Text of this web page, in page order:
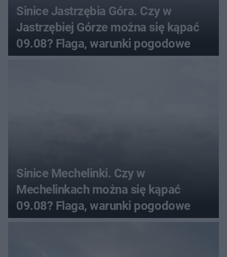
Sinice Jastrzębia Góra. Czy w
Jastrzębiej Górze można się kąpać
09.08? Flaga, warunki pogodowe
Sinice Mechelinki. Czy w
Mechelinkach można się kąpać
09.08? Flaga, warunki pogodowe